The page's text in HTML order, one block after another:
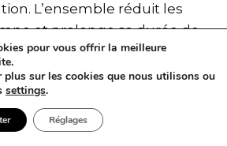
L’ensemble réduit les
et prolonge sa durée de
c’est moins d’usure et
l’optimisation a une portée
l’usage des volumes
pour vous offrir la meilleure
plus sur les cookies que nous utilisons ou
settings.
Réglages